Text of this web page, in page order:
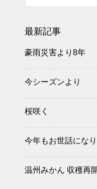
最新記事
豪雨災害より8年
今シーズンより
桜咲く
今年もお世話になり
温州みかん 収穫再